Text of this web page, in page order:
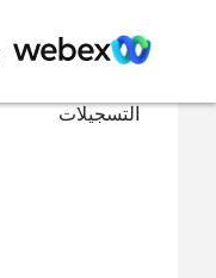
في هذه المقالة
التسجيلات